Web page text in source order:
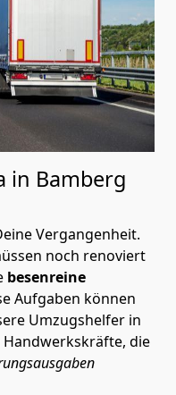
in Bamberg
Vergangenheit.
noch renoviert
besenreine
Aufgaben können
Umzugshelfer in
die